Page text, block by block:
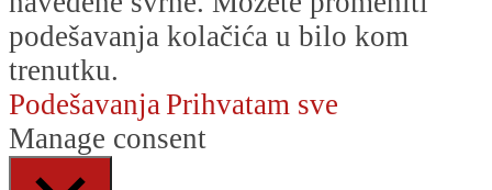
podešavanja kolačića u bilo kom
trenutku.
PodešavanjaPrihvatam sve
Manage consent